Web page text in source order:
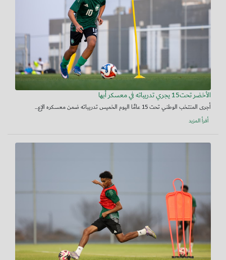
الأخضر تحت15 يجري تدريباته في معسكر أبها
أجرى المنتخب الوطني تحت 15 عامًا اليوم الخميس تدريباته ضمن معسكره الإع...
أقرأ المزيد